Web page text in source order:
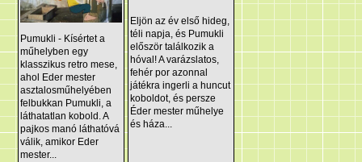
Pumukli - Kísértet a
műhelyben egy
klasszikus retro mese,
ahol Eder mester
asztalosműhelyében
felbukkan Pumukli, a
láthatatlan kobold. A
pajkos manó láthatóvá
válik, amikor Eder
mester...
Eljön az év első hideg,
téli napja, és Pumukli
először találkozik a
hóval! A varázslatos,
fehér por azonnal
játékra ingerli a huncut
koboldot, és persze
Éder mester műhelye
és háza...